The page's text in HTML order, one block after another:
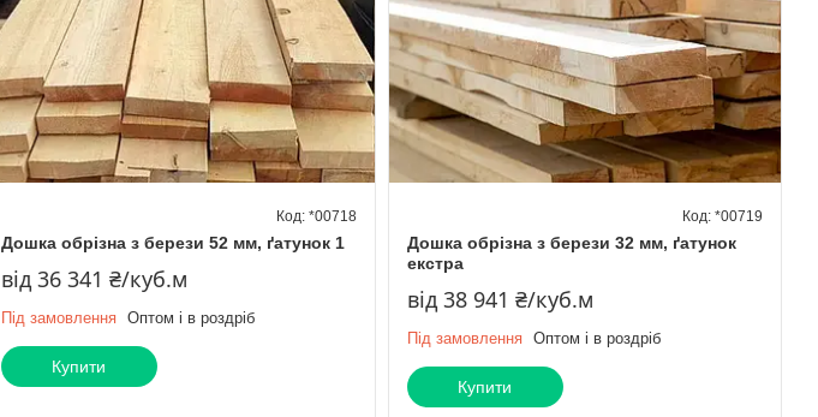
Дошка обрізна з берези 52 мм, ґатунок 1
*00718
від 36 341 ₴/куб.м
Під замовлення Оптом і в роздріб
Купити
Дошка обрізна з берези 32 мм, ґатунок
екстра
*00719
від 38 941 ₴/куб.м
Під замовлення Оптом і в роздріб
Купити